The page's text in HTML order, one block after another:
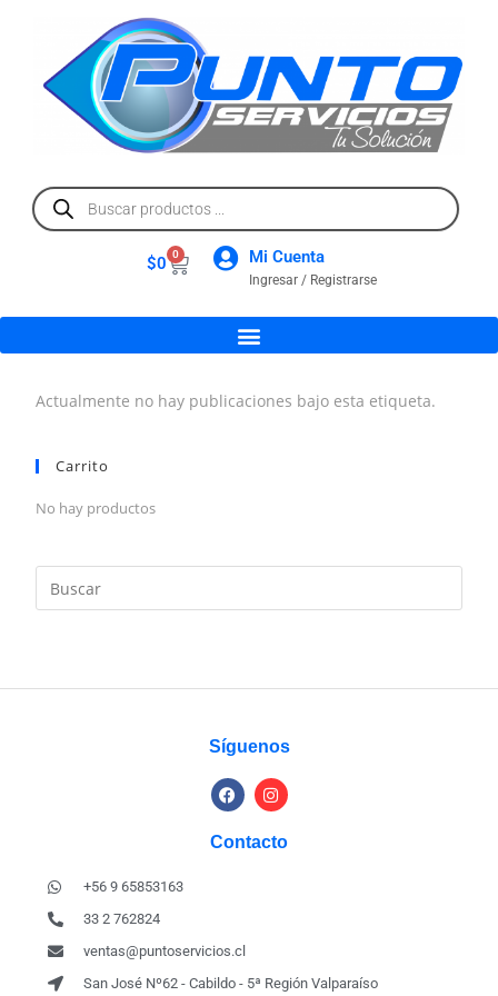
$0 0 Mi Cuenta
Ingresar / Registrarse
Actualmente no hay publicaciones bajo esta etiqueta.
Carrito
No hay productos
Síguenos
Contacto
+56 9 65853163
33 2 762824
ventas@puntoservicios.cl
San José Nº62 - Cabildo - 5ª Región Valparaíso